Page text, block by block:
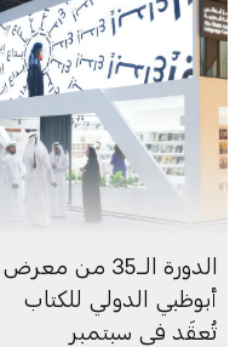
الدورة الــ35 من معرض
أبوظبي الدولي للكتاب
تُعقَد في سبتمبر